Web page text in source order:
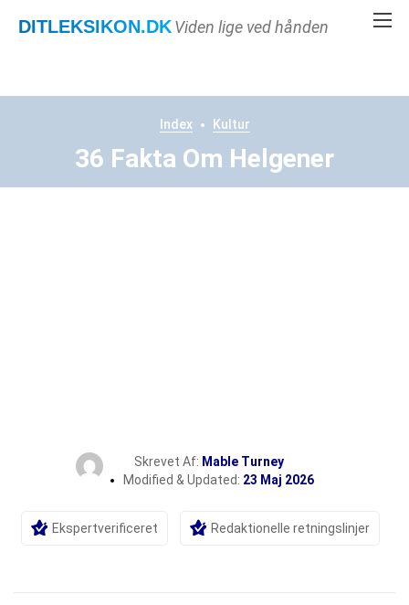
DITLEKSIKON.DKViden lige ved hånden
Index Kultur
36 Fakta Om Helgener
Skrevet Af: Mable Turney
Modified & Updated: 23 Maj 2026
Ekspertverificeret Redaktionelle retningslinjer